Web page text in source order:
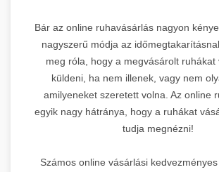
Bár az online ruhavásárlás nagyon
nagyszerű módja az
meg róla, hogy a megvásárolt ruhákat
küldeni, ha nem illenek, vagy nem
amilyeneket szeretett volna. Az online
egyik nagy hátránya, hogy a ruhákat
tudja megnézni!
Számos online vásárlási kedvezményes